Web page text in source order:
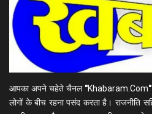
आपका अपने चहेते चैनल "Khabaram.Com"
लोगों के बीच रहना पसंद करता है। राजनीति